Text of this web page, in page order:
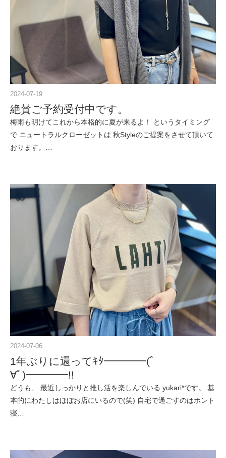
2024-07-19
絶賛ご予約受付中です。
梅雨も明けてこれから本格的に夏が来るよ！ というタイミング
で ニュートラルクローゼットは 秋Styleのご提案をさせて頂いて
おります。…
2024-07-06
1年ぶりに還ってｷﾀ━━━━(ﾟ
∀ﾟ)━━━━!!
どうも、 最近しっかりと推し活を楽しんでいる yukari*です。 基
本的にわたしはほぼお店にいるので(笑) 自宅で過ごすのはホント
寝…